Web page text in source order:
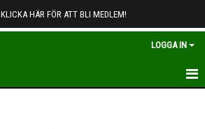
KLICKA HÄR FÖR ATT BLI MEDLEM!
LOGGA IN